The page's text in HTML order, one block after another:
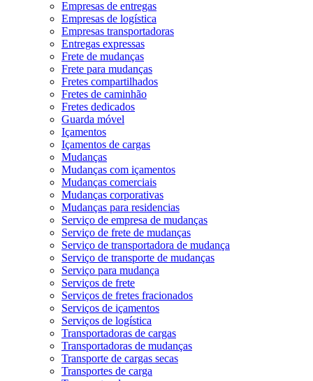
Empresas de entregas
Empresas de logística
Empresas transportadoras
Entregas expressas
Frete de mudanças
Frete para mudanças
Fretes compartilhados
Fretes de caminhão
Fretes dedicados
Guarda móvel
Içamentos
Içamentos de cargas
Mudanças
Mudanças com içamentos
Mudanças comerciais
Mudanças corporativas
Mudanças para residencias
Serviço de empresa de mudanças
Serviço de frete de mudanças
Serviço de transportadora de mudança
Serviço de transporte de mudanças
Serviço para mudança
Serviços de frete
Serviços de fretes fracionados
Serviços de içamentos
Serviços de logística
Transportadoras de cargas
Transportadoras de mudanças
Transporte de cargas secas
Transportes de carga